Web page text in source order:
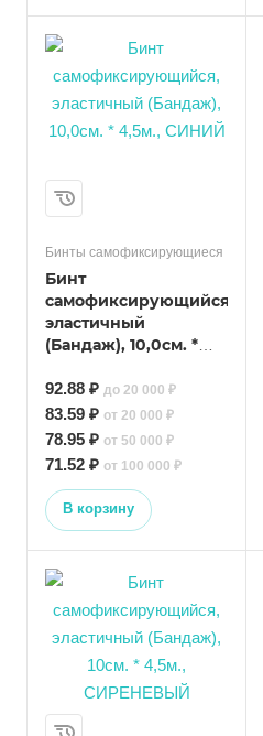
Бинты самофиксирующиеся
Бинт
самофиксирующийся,
эластичный
(Бандаж), 10,0см. *
92.88 ₽ до 20 000 ₽
83.59 ₽ от 20 000 ₽
78.95 ₽ от 50 000 ₽
71.52 ₽ от 100 000 ₽
В корзину